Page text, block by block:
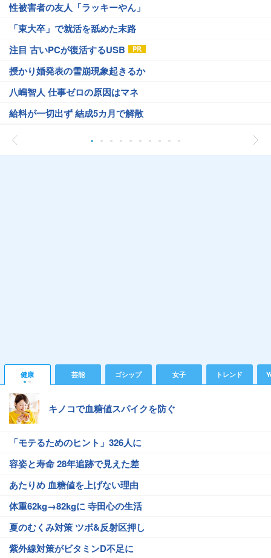
性被害者の友人「ラッキーやん」
「東大卒」で就活を舐めた末路
注目 古いPCが復活するUSB
授かり婚発表の雪崩現象起きるか
八嶋智人 仕事ゼロの原因はマネ
給料が一切出ず 結成5カ月で解散
健康 芸能 ゴシップ 女子 トレンド
キノコで血糖値スパイクを防ぐ
「モテるためのヒント」326人に
容姿と寿命 28年追跡で見えた差
あたりめ 血糖値を上げない理由
体重62kg→82kgに 寺田心の生活
夏のむくみ対策 ツボ&反射区押し
紫外線対策がビタミンD不足に